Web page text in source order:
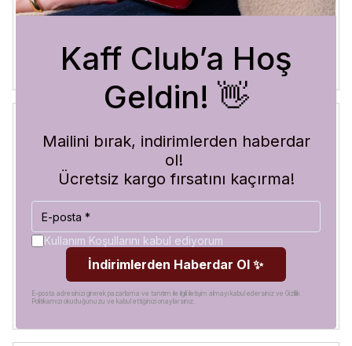
Satın Alınmış
Blue Abyss
Görür görmez çok beğendim. Hem desen olarak çok şık
hem de koruma olarak çok güvenilir. Ayrıca hızlı kargolama
için teşekkürler
Kaff Club’a Hoş
Geldin! 👋
Mailini bırak, indirimlerden haberdar
ol!
Ücretsiz kargo fırsatını kaçırma!
Kullanım Koşullarını kabul ediyorum
İndirimlerden Haberdar Ol ✨
E-posta adresinizi girerek pazarlama ve tanıtım ile ilgili iletişim almayı kabul edersiniz ve Gizlilik
Politikamızı okuduğunuzu ve kabul ettiğinizi onaylarsınız.